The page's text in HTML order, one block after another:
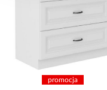
promocja